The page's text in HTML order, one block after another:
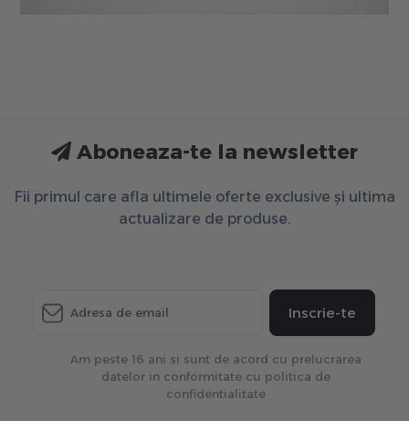
Aboneaza-te la newsletter
Fii primul care afla ultimele oferte exclusive și ultima
actualizare de produse.
Inscrie-te
Am peste 16 ani si sunt de acord cu prelucrarea
datelor in conformitate cu politica de
confidentialitate